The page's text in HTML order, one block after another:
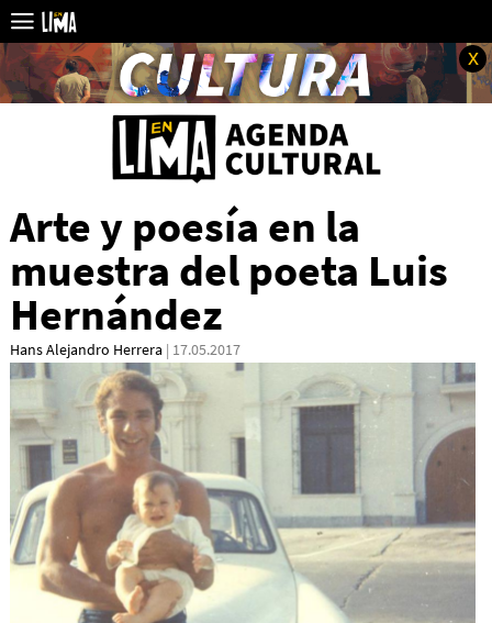
x
Arte y poesía en la
muestra del poeta Luis
Hernández
Hans Alejandro Herrera | 17.05.2017